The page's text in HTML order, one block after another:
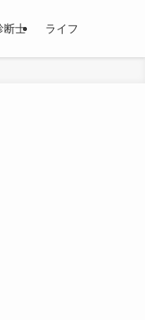
断士 ライフ